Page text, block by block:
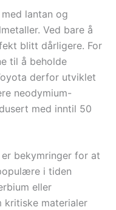
lantan og
Ved bare å
blitt dårligere. For
til å beholde
derfor utviklet
neodymium-
med inntil 50
bekymringer for at
i tiden
eller
kritiske materialer